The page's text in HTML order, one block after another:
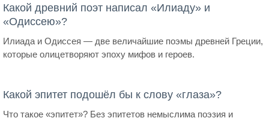
Какой древний поэт написал «Илиаду» и
«Одиссею»?
Илиада и Одиссея — две величайшие поэмы древней Греции,
которые олицетворяют эпоху мифов и героев.
Какой эпитет подошёл бы к слову «глаза»?
Что такое «эпитет»? Без эпитетов немыслима поэзия и